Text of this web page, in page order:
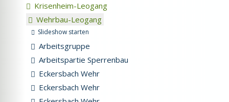
Krisenheim-Leogang
Wehrbau-Leogang
Slideshow starten
Arbeitsgruppe
Arbeitspartie Sperrenbau
Eckersbach Wehr
Eckersbach Wehr